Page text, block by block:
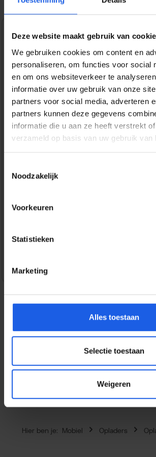
Deze website maakt gebruik van
We gebruiken cookies om content en
personaliseren, om functies voor social
en om ons websiteverkeer te
informatie over uw gebruik van onze
partners voor social media, adverteren
partners kunnen deze gegevens
informatie die u aan ze heeft verstrekt
verzameld op basis van uw gebruik van
Noodzakelijk
Voorkeuren
Statistieken
Marketing
Alles toestaan
Selectie toestaan
Weigeren
1-2-3 deal
Normale prijs:
€ 52,99
Prijzen incl. BTW en excl. verzendkosten
Bestel nu
Samsung
Veilig en snel betalen
Laad je Samsung Galaxy device of andere
USB‑C‑apparaten razendsnel op met de
Power Adapter. Deze compacte adapte…
Hier ben je: Mobiel Opladers